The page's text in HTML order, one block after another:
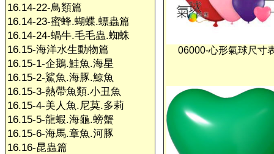
16.14-22-鳥類篇
16.14-23-蜜蜂.蝴蝶.螵蟲篇
16.14-24-蝸牛.毛毛蟲.蜘蛛
16.15-海洋水生動物篇
16.15-1-企鵝.鮭魚.海星
16.15-2-鯊魚.海豚.鯨魚
16.15-3-熱帶魚類.小丑魚
16.15-4-美人魚.尼莫.多莉
16.15-5-龍蝦.海龜.螃蟹
16.15-6-海馬.章魚.河豚
16.16-昆蟲篇
06000-心形氣球尺寸